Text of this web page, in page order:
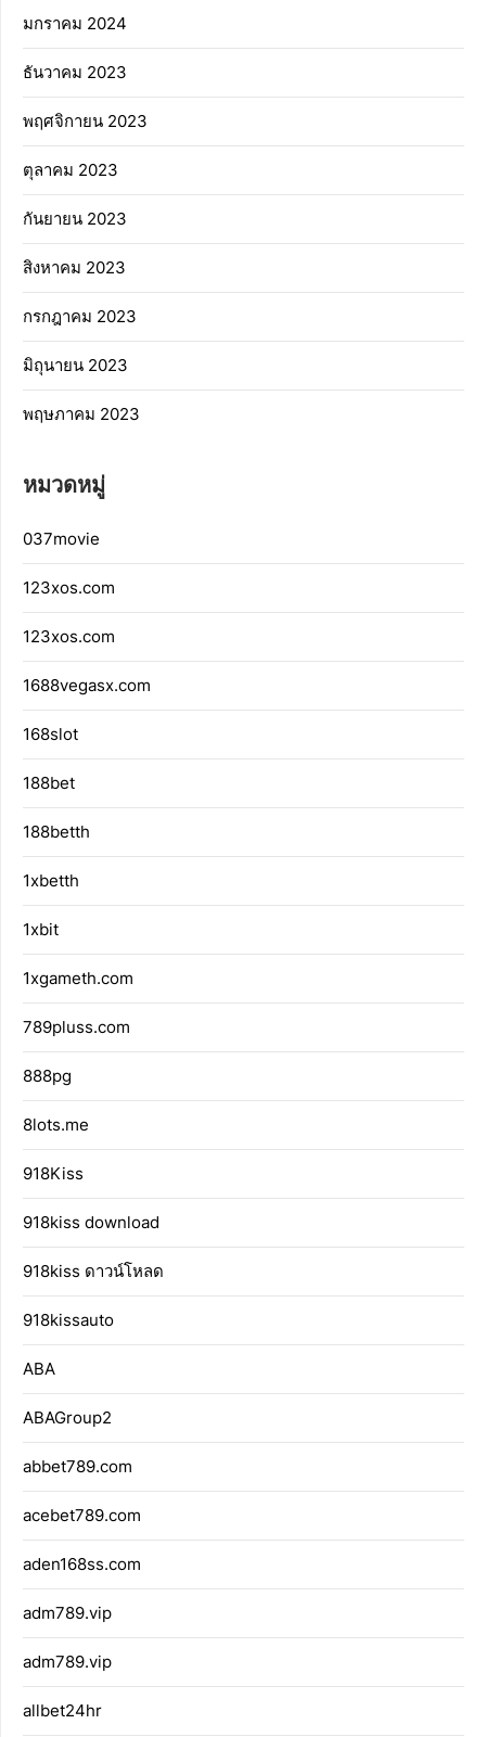
มกราคม 2024
ธันวาคม 2023
พฤศจิกายน 2023
ตุลาคม 2023
กันยายน 2023
สิงหาคม 2023
กรกฎาคม 2023
มิถุนายน 2023
พฤษภาคม 2023
หมวดหมู่
037movie
123xos.com
123xos.com
1688vegasx.com
168slot
188bet
188betth
1xbetth
1xbit
1xgameth.com
789pluss.com
888pg
8lots.me
918Kiss
918kiss download
918kiss ดาวน์โหลด
918kissauto
ABA
ABAGroup2
abbet789.com
acebet789.com
aden168ss.com
adm789.vip
adm789.vip
allbet24hr